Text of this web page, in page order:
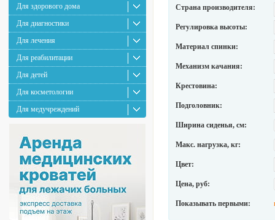
Для здорового дома
Для диагностики
Для лечения
Для реабилитации
Для детей
Для косметологии
Для медучреждений
Страна производителя:
Регулировка высоты:
Материал спинки:
Механизм качания:
Крестовина:
Подголовник:
Ширина сиденья, см:
Макс. нагрузка, кг:
Цвет:
Цена, руб:
Показывать первыми: